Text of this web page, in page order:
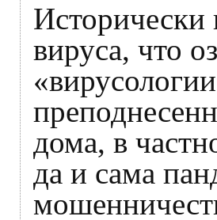
Исторически
вируса, что
дома, в
да и сама